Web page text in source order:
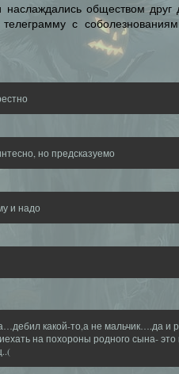
обществом
с
но предсказуемо
и надо
какой-то,а не мальчик….да и
на похороны родного сына- это